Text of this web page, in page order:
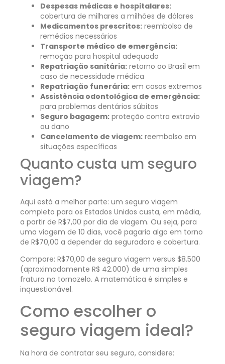
Despesas médicas e hospitalares:
cobertura de milhares a milhões de dólares
Medicamentos prescritos: reembolso de
remédios necessários
Transporte médico de emergência:
remoção para hospital adequado
Repatriação sanitária: retorno ao Brasil em
caso de necessidade médica
Repatriação funerária: em casos extremos
Assistência odontológica de emergência:
para problemas dentários súbitos
Seguro bagagem: proteção contra extravio
ou dano
Cancelamento de viagem: reembolso em
situações específicas
Quanto custa um seguro
viagem?
Aqui está a melhor parte: um seguro viagem
completo para os Estados Unidos custa, em média,
a partir de R$7,00 por dia de viagem. Ou seja, para
uma viagem de 10 dias, você pagaria algo em torno
de R$70,00 a depender da seguradora e cobertura.
Compare: R$70,00 de seguro viagem versus $8.500
(aproximadamente R$ 42.000) de uma simples
fratura no tornozelo. A matemática é simples e
inquestionável.
Como escolher o
seguro viagem ideal?
Na hora de contratar seu seguro, considere: